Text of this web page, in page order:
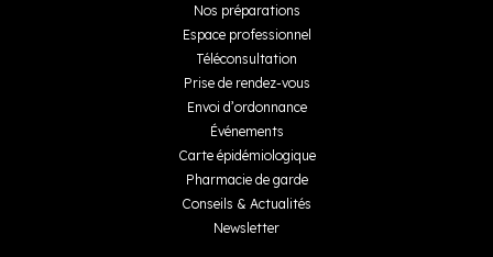
Nos préparations
Espace professionnel
Téléconsultation
Prise de rendez-vous
Envoi d’ordonnance
Événements
Carte épidémiologique
Pharmacie de garde
Conseils & Actualités
Newsletter